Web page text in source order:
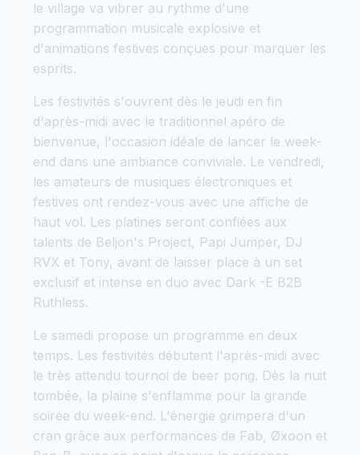
le village va vibrer au rythme d'une
programmation musicale explosive et
d'animations festives conçues pour marquer les
esprits.
Les festivités s'ouvrent dès le jeudi en fin
d'après-midi avec le traditionnel apéro de
bienvenue, l'occasion idéale de lancer le week-
end dans une ambiance conviviale. Le vendredi,
les amateurs de musiques électroniques et
festives ont rendez-vous avec une affiche de
haut vol. Les platines seront confiées aux
talents de Beljon's Project, Papi Jumper, DJ
RVX et Tony, avant de laisser place à un set
exclusif et intense en duo avec Dark -E B2B
Ruthless.
Le samedi propose un programme en deux
temps. Les festivités débutent l'après-midi avec
le très attendu tournoi de beer pong. Dès la nuit
tombée, la plaine s'enflamme pour la grande
soirée du week-end. L'énergie grimpera d'un
cran grâce aux performances de Fab, Øxoon et